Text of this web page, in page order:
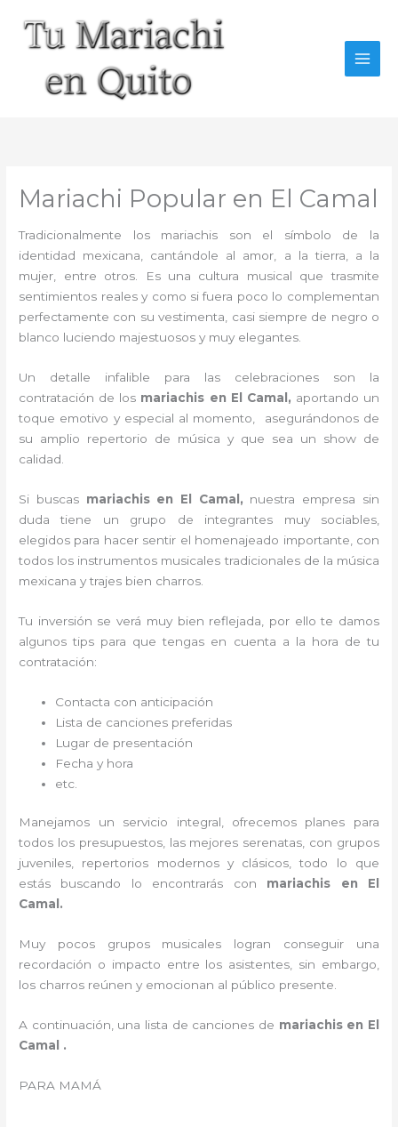
contenido
Mariachi Popular en El Camal
Tradicionalmente los mariachis son el símbolo de la
identidad mexicana, cantándole al amor, a la tierra, a la
mujer, entre otros. Es una cultura musical que trasmite
sentimientos reales y como si fuera poco lo complementan
perfectamente con su vestimenta, casi siempre de negro o
blanco luciendo majestuosos y muy elegantes.
Un detalle infalible para las celebraciones son la
contratación de los mariachis en El Camal, aportando un
toque emotivo y especial al momento, asegurándonos de
su amplio repertorio de música y que sea un show de
calidad.
Si buscas mariachis en El Camal, nuestra empresa
sin
duda tiene un grupo de integrantes muy sociables,
elegidos para hacer sentir el homenajeado importante, con
todos los instrumentos musicales tradicionales de la música
mexicana y trajes bien charros.
Tu inversión se verá muy bien reflejada, por ello te damos
algunos tips para que tengas en cuenta a la hora de tu
contratación:
Contacta con anticipación
Lista de canciones preferidas
Lugar de presentación
Fecha y hora
etc.
Manejamos un servicio integral, ofrecemos planes para
todos los presupuestos, las mejores serenatas, con grupos
juveniles, repertorios modernos y clásicos, todo lo que
estás buscando lo encontrarás con mariachis en El
Camal.
Muy pocos grupos musicales logran conseguir una
recordación o impacto entre los asistentes, sin embargo,
los charros reúnen y emocionan al público presente.
A continuación, una lista de canciones de mariachis en El
Camal .
PARA MAMÁ